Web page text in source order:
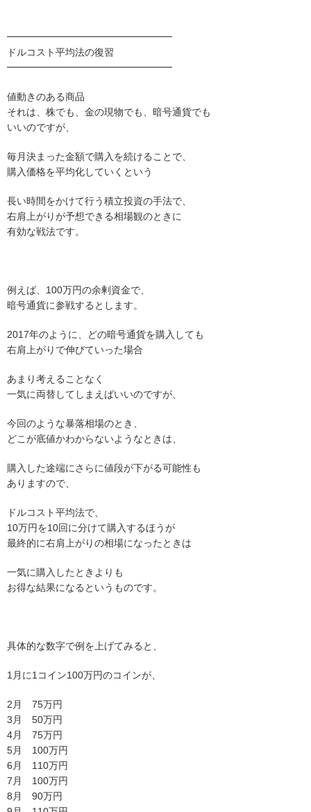
━━━━━━━━━━━━━━━━━
ドルコスト平均法の復習
━━━━━━━━━━━━━━━━━
値動きのある商品
それは、株でも、金の現物でも、暗号通貨でも
いいのですが、
毎月決まった金額で購入を続けることで、
購入価格を平均化していくという
長い時間をかけて行う積立投資の手法で、
右肩上がりが予想できる相場観のときに
有効な戦法です。
例えば、100万円の余剰資金で、
暗号通貨に参戦するとします。
2017年のように、どの暗号通貨を購入しても
右肩上がりで伸びていった場合
あまり考えることなく
一気に両替してしまえばいいのですが、
今回のような暴落相場のとき、
どこが底値かわからないようなときは、
購入した途端にさらに値段が下がる可能性も
ありますので、
ドルコスト平均法で、
10万円を10回に分けて購入するほうが
最終的に右肩上がりの相場になったときは
一気に購入したときよりも
お得な結果になるというものです。
具体的な数字で例を上げてみると、
1月に1コイン100万円のコインが、
2月 75万円
3月 50万円
4月 75万円
5月 100万円
6月 110万円
7月 100万円
8月 90万円